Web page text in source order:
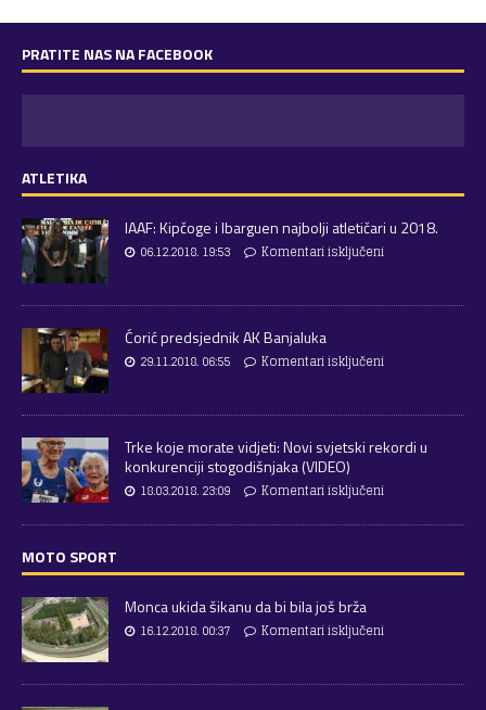
PRATITE NAS NA FACEBOOK
ATLETIKA
IAAF: Kipčoge i Ibarguen najbolji atletičari u 2018.
06.12.2018. 19:53 Komentari isključeni
Ćorić predsjednik AK Banjaluka
29.11.2018. 06:55 Komentari isključeni
Trke koje morate vidjeti: Novi svjetski rekordi u
konkurenciji stogodišnjaka (VIDEO)
18.03.2018. 23:09 Komentari isključeni
MOTO SPORT
Monca ukida šikanu da bi bila još brža
16.12.2018. 00:37 Komentari isključeni